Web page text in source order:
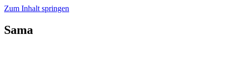
Zum Inhalt springen
Sama